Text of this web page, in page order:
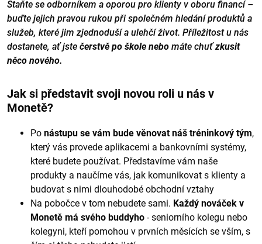
Staňte se odborníkem a oporou pro klienty v oboru financí –
buďte jejich pravou rukou při společném hledání produktů a
služeb, které jim zjednoduší a ulehčí život. Příležitost u nás
dostanete, ať jste čerstvě po škole nebo máte chuťzkusit
něco nového.
Jak si představit svoji novou roli u nás v
Monetě?
Po nástupu se vám bude věnovat náš tréninkový tým,
který vás provede aplikacemi a bankovními systémy,
které budete používat. Představíme vám naše
produkty a naučíme vás, jak komunikovat s klienty a
budovat s nimi dlouhodobé obchodní vztahy
Na pobočce v tom nebudete sami. Každý nováček v
Monetě má svého buddyho - seniorního kolegu nebo
kolegyni, kteří pomohou v prvních měsících se vším, s